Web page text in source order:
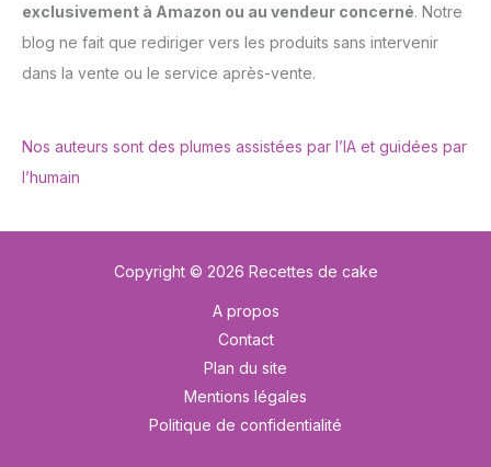
exclusivement à Amazon ou au vendeur concerné. Notre
blog ne fait que rediriger vers les produits sans intervenir
dans la vente ou le service après-vente.
Nos auteurs sont des plumes assistées par l’IA et guidées par
l’humain
Copyright © 2026 Recettes de cake
A propos
Contact
Plan du site
Mentions légales
Politique de confidentialité